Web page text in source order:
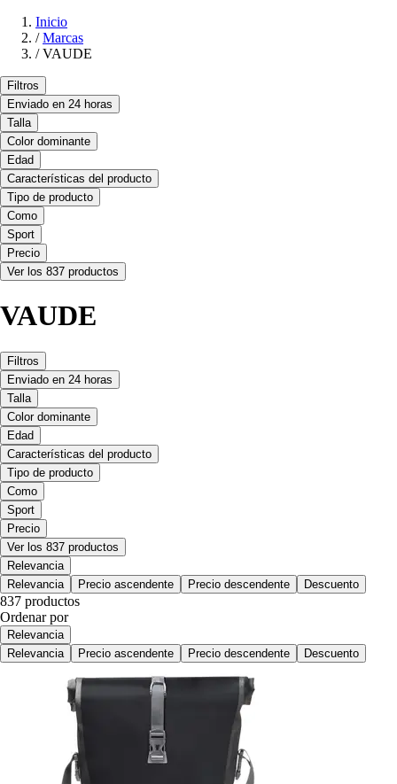
Inicio
/ Marcas
/ VAUDE
Filtros
Enviado en 24 horas
Talla
Color dominante
Edad
Características del producto
Tipo de producto
Como
Sport
Precio
Ver los 837 productos
VAUDE
Filtros
Enviado en 24 horas
Talla
Color dominante
Edad
Características del producto
Tipo de producto
Como
Sport
Precio
Ver los 837 productos
Relevancia
Relevancia
Precio ascendente Precio descendente Descuento
837 productos
Ordenar por
Relevancia
Relevancia
Precio ascendente Precio descendente Descuento